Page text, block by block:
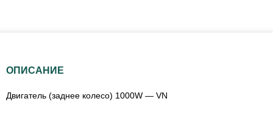
ОПИСАНИЕ
Двигатель (заднее колесо) 1000W — VN